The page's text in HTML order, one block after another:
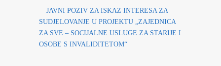
JAVNI POZIV ZA ISKAZ INTERESA ZA
SUDJELOVANJE U PROJEKTU „ZAJEDNICA
ZA SVE – SOCIJALNE USLUGE ZA STARIJE I
OSOBE S INVALIDITETOM“